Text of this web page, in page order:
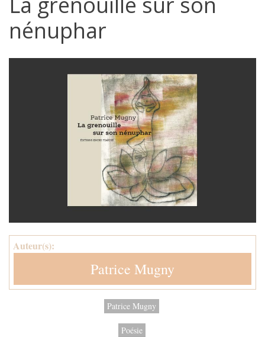
nénuphar
Auteur(s):
Patrice Mugny
Patrice Mugny
Poésie